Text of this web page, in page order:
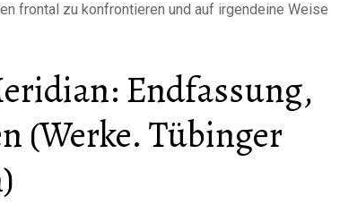
frontal zu konfrontieren und auf irgendeine Weise
Endfassung,
(Werke. Tübinger